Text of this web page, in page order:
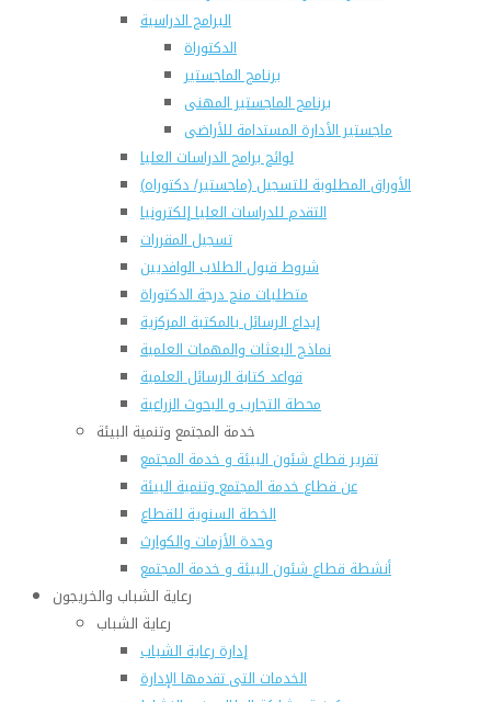
البرامج الدراسية
الدكتوراة
برنامج الماجستير
برنامج الماجستير المهنى
ماجستير الأدارة المستدامة للأراضى
لوائح برامج الدراسات العليا
(الأوراق المطلوبة للتسجيل (ماجستير/ دكتوراه
التقدم للدراسات العليا إلكترونيا
تسجيل المقررات
شروط قبول الطلاب الوافديين
متطلبات منح درجة الدكتوراة
إيداع الرسائل بالمكتبة المركزية
نماذج البعثات والمهمات العلمية
قواعد كتابة الرسائل العلمية
محطة التجارب و البحوث الزراعية
خدمة المجتمع وتنمية البيئة
تقرير قطاع شئون البيئة و خدمة المجتمع
عن قطاع خدمة المجتمع وتنمية البيئة
الخطة السنوية للقطاع
وحدة الأزمات والكوارث
أنشطة قطاع شئون البيئة و خدمة المجتمع
رعاية الشباب والخريجون
رعاية الشباب
إدارة رعاية الشباب
الخدمات التى تقدمها الإدارة